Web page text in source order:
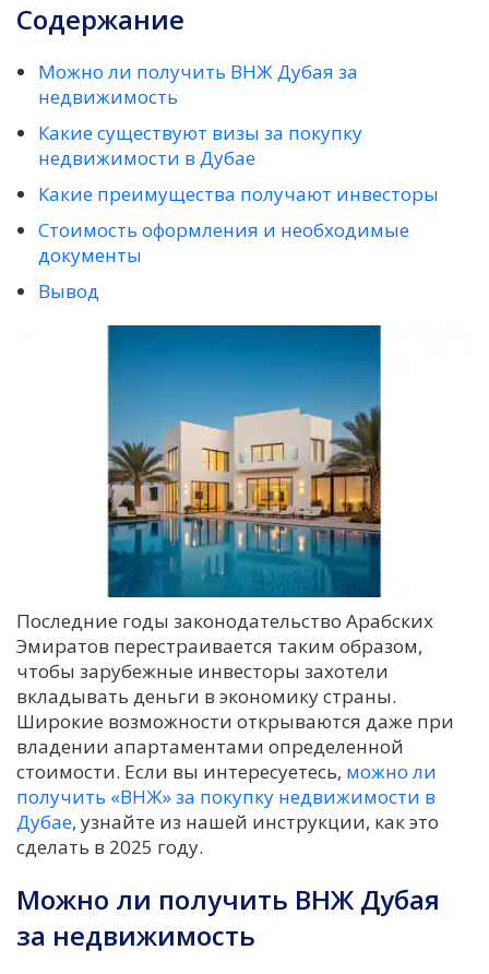
Содержание
Можно ли получить ВНЖ Дубая за
недвижимость
Какие существуют визы за покупку
недвижимости в Дубае
Какие преимущества получают инвесторы
Стоимость оформления и необходимые
документы
Вывод
Последние годы законодательство Арабских
Эмиратов перестраивается таким образом,
чтобы зарубежные инвесторы захотели
вкладывать деньги в экономику страны.
Широкие возможности открываются даже при
владении апартаментами определенной
стоимости. Если вы интересуетесь, можно ли
получить «ВНЖ» за покупку недвижимости в
Дубае, узнайте из нашей инструкции, как это
сделать в 2025 году.
Можно ли получить ВНЖ Дубая
за недвижимость